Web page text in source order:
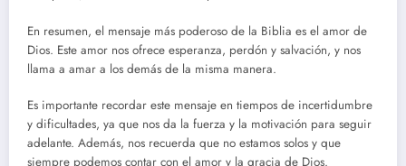
En resumen, el mensaje más poderoso de la Biblia es el amor de
Dios. Este amor nos ofrece esperanza, perdón y salvación, y nos
llama a amar a los demás de la misma manera.
Es importante recordar este mensaje en tiempos de incertidumbre
y dificultades, ya que nos da la fuerza y la motivación para seguir
adelante. Además, nos recuerda que no estamos solos y que
siempre podemos contar con el amor y la gracia de Dios.